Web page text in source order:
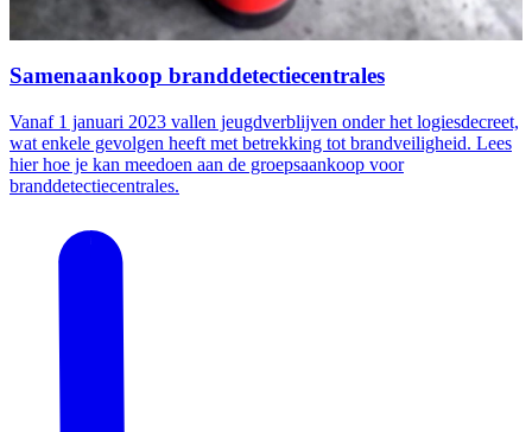
Samenaankoop branddetectiecentrales
Vanaf 1 januari 2023 vallen jeugdverblijven onder het logiesdecreet,
wat enkele gevolgen heeft met betrekking tot brandveiligheid. Lees
hier hoe je kan meedoen aan de groepsaankoop voor
branddetectiecentrales.